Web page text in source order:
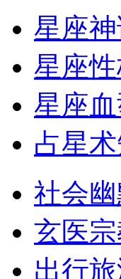
星座
星座
星座
占星
社会
玄医
出行